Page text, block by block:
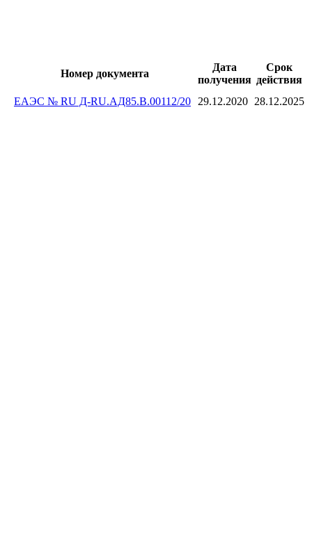
Номер документа
Дата
получения
Срок
действия
ЕАЭС № RU Д-RU.АД85.В.00112/20 29.12.2020 28.12.2025